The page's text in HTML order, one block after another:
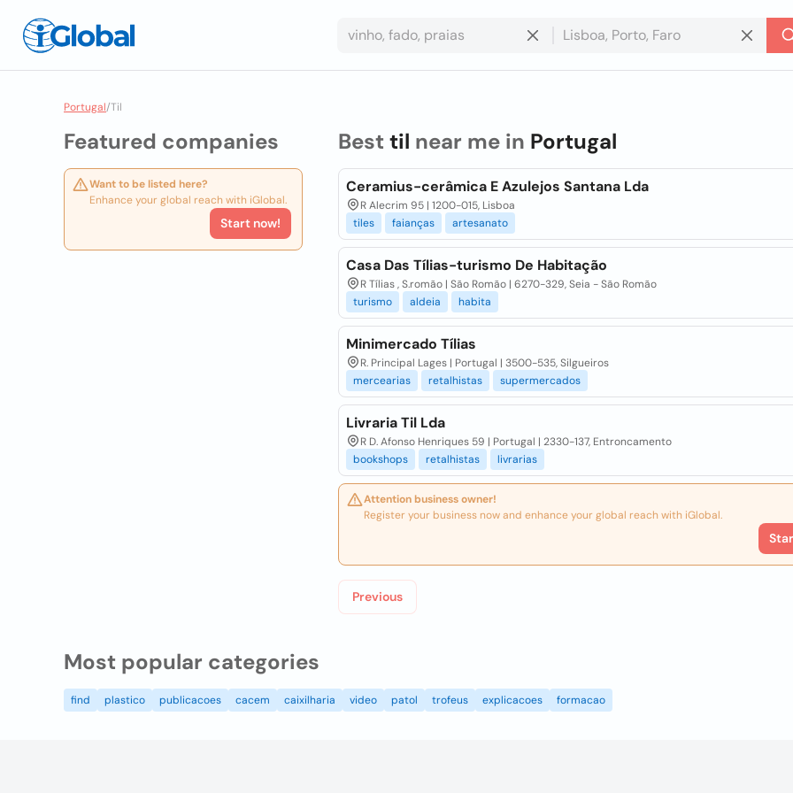
Portugal/Til
Featured companies
Want to be listed here?
Enhance your global reach with iGlobal.
Start now!
Best til near me in Portugal
Ceramius-cerâmica E Azulejos Santana Lda
R Alecrim 95 | 1200-015, Lisboa
tiles
faianças artesanato
Casa Das Tílias-turismo De Habitação
R Tílias , S.romão | São Romão | 6270-329, Seia - São Romão
turismo
aldeia habita
Minimercado Tílias
R. Principal Lages | Portugal | 3500-535, Silgueiros
mercearias
retalhistas supermercados
Livraria Til Lda
R D. Afonso Henriques 59 | Portugal | 2330-137, Entroncamento
bookshops
retalhistas livrarias
Attention business owner!
Register your business now and enhance your global reach with iGlobal.
Previous
Most popular categories
find plastico publicacoes cacem caixilharia video patol trofeus explicacoes formacao